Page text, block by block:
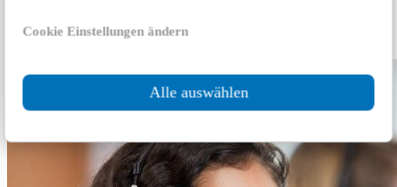
Cookie Einstellungen ändern
Alle auswählen
اكتب لنا الطلب.